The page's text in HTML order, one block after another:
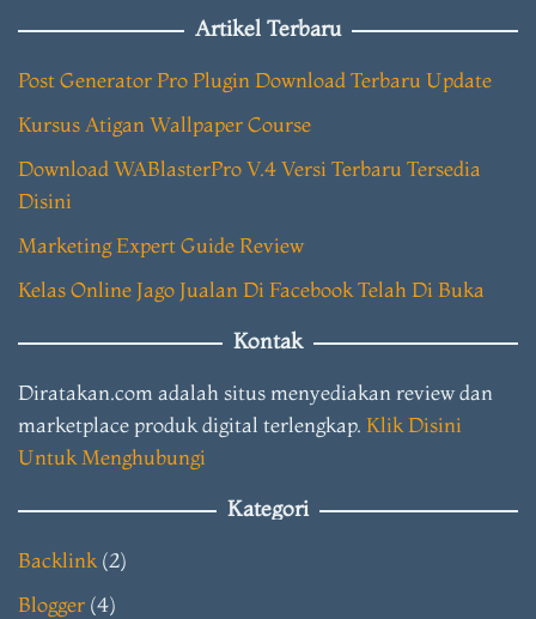
Artikel Terbaru
Post Generator Pro Plugin Download Terbaru Update
Kursus Atigan Wallpaper Course
Download WABlasterPro V.4 Versi Terbaru Tersedia
Disini
Marketing Expert Guide Review
Kelas Online Jago Jualan Di Facebook Telah Di Buka
Kontak
Diratakan.com adalah situs menyediakan review dan
marketplace produk digital terlengkap. Klik Disini
Untuk Menghubungi
Kategori
Backlink (2)
Blogger (4)